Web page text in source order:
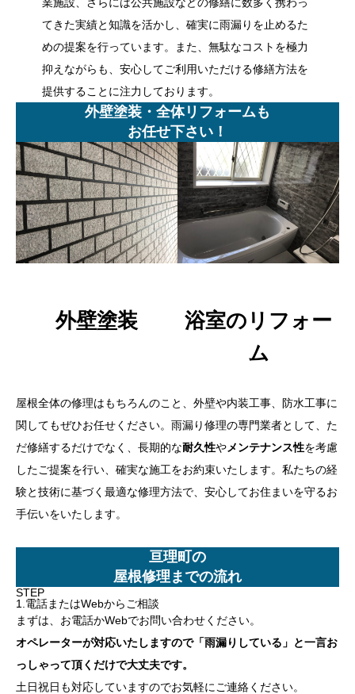
てきた実績と知識を活かし、確実に雨漏りを止めるた
めの提案を行っています。また、無駄なコストを極力
抑えながらも、安心してご利用いただける修繕方法を
提供することに注力しております。
外壁塗装・全体リフォームも
お任せ下さい！
外壁塗装
浴室のリフォー
ム
屋根全体の修理はもちろんのこと、外壁や内装工事、防水工事に
関してもぜひお任せください。雨漏り修理の専門業者として、た
だ修繕するだけでなく、長期的な耐久性やメンテナンス性を考慮
したご提案を行い、確実な施工をお約束いたします。私たちの経
験と技術に基づく最適な修理方法で、安心してお住まいを守るお
手伝いをいたします。
亘理町の
屋根修理までの流れ
STEP
1.電話またはWebからご相談
まずは、お電話かWebでお問い合わせください。
オペレーターが対応いたしますので「雨漏りしている」と一言お
っしゃって頂くだけで大丈夫です。
土日祝日も対応していますのでお気軽にご連絡ください。